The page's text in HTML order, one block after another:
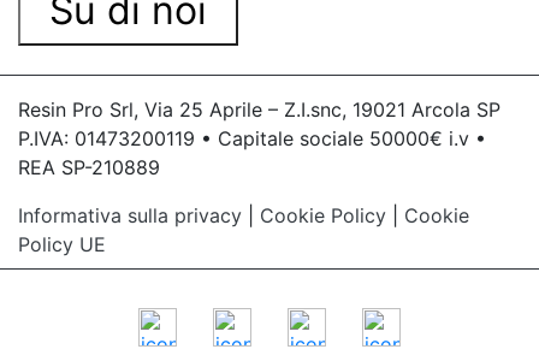
Su di noi
Resin Pro Srl, Via 25 Aprile – Z.I.snc, 19021 Arcola SP
P.IVA: 01473200119 • Capitale sociale 50000€ i.v •
REA SP-210889
Informativa sulla privacy
Cookie Policy
Cookie
Policy UE